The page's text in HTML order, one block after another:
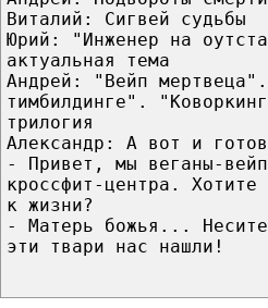
Виталий: Сигвей судьбы
Юрий: "Инженер на
актуальная тема
Андрей: "Вейп
тимбилдинге".
трилогия
Александр: А вот и
- Привет, мы веганы-
кроссфит-центра. Хотите
к жизни?
- Матерь божья... Несите
эти твари нас нашли!